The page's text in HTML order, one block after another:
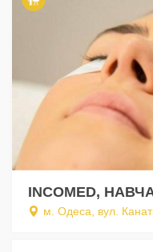
INCOMED,
м. Одеса, вул.